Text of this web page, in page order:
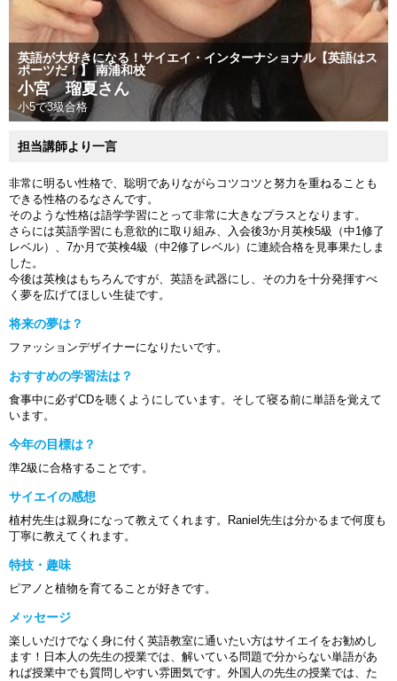
英語が大好きになる！サイエイ・インターナショナル【英語はス
ポーツだ！】 南浦和校
小宮 瑠夏さん
小5で3級合格
担当講師より一言
非常に明るい性格で、聡明でありながらコツコツと努力を重ねることも
できる性格のるなさんです。
そのような性格は語学学習にとって非常に大きなプラスとなります。
さらには英語学習にも意欲的に取り組み、入会後3か月英検5級（中1修了
レベル）、7か月で英検4級（中2修了レベル）に連続合格を見事果たしま
した。
今後は英検はもちろんですが、英語を武器にし、その力を十分発揮すべ
く夢を広げてほしい生徒です。
将来の夢は？
ファッションデザイナーになりたいです。
おすすめの学習法は？
食事中に必ずCDを聴くようにしています。そして寝る前に単語を覚えて
います。
今年の目標は？
準2級に合格することです。
サイエイの感想
植村先生は親身になって教えてくれます。Raniel先生は分かるまで何度も
丁寧に教えてくれます。
特技・趣味
ピアノと植物を育てることが好きです。
メッセージ
楽しいだけでなく身に付く英語教室に通いたい方はサイエイをお勧めし
ます！日本人の先生の授業では、解いている問題で分からない単語があ
れば授業中でも質問しやすい雰囲気です。外国人の先生の授業では、た